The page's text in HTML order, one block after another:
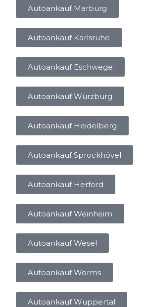
Autoankauf Marburg
Autoankauf Karlsruhe
Autoankauf Eschwege
Autoankauf Würzburg
Autoankauf Heidelberg
Autoankauf Sprockhövel
Autoankauf Herford
Autoankauf Weinheim
Autoankauf Wesel
Autoankauf Worms
Autoankauf Wuppertal